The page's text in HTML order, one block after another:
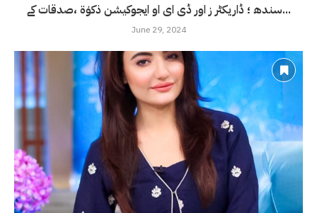
سندھ ؛ ڈاریکٹر ز اور ڈی ای او ایجوکیشن ذکوٰۃ ،صدقات کے...
June 29, 2024